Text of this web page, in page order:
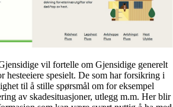
vil fortelle om Gjensidige generelt
hesteeiere spesielt. De som har forsikring i
til å stille spørsmål om for eksempel
av skadesituasjoner, utlegg m.m. Her blir